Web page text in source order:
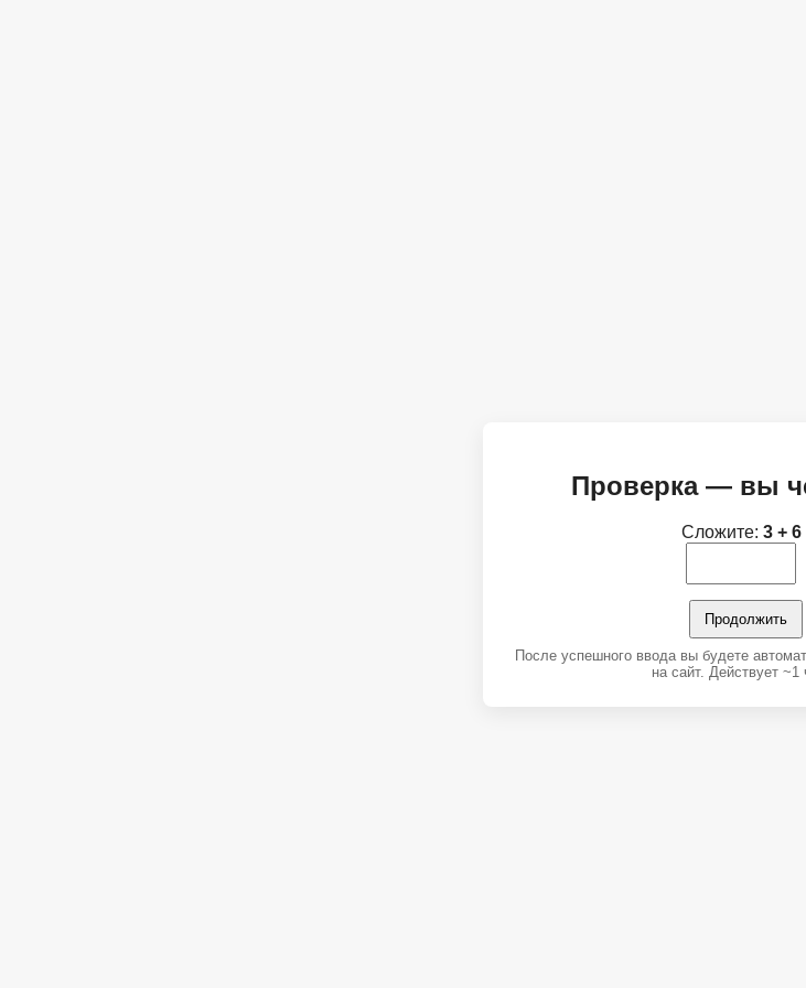
Проверка — вы
Сложите: 3 + 6
Продолжить
После успешного ввода вы будете
на сайт. Действует ~1